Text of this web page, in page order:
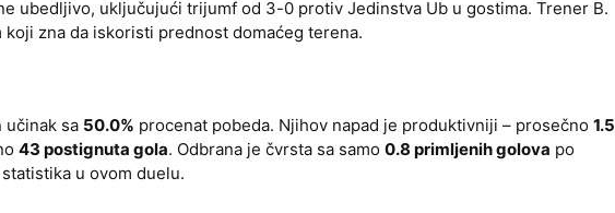
ubedljivo, uključujući trijumf od 3-0 protiv Jedinstva Ub u gostima. Trener B.
koji zna da iskoristi prednost domaćeg terena.
učinak sa 50.0% procenat pobeda. Njihov napad je produktivniji – prosečno 1.5
43 postignuta gola. Odbrana je čvrsta sa samo 0.8 primljenih golova po
u ovom duelu.